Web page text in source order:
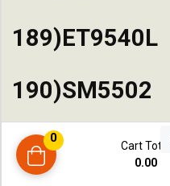
0
Cart Total
0.00
compare
189)ET9540L
190)SM5502